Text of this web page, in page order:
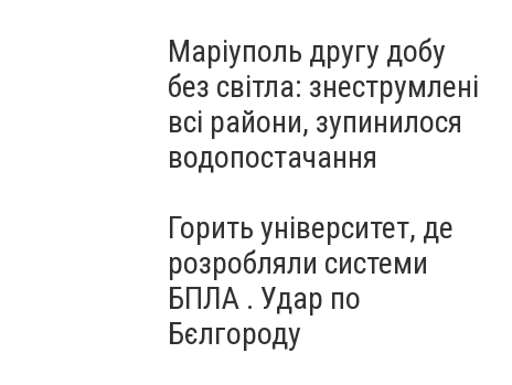
Маріуполь другу добу
без світла: знеструмлені
всі райони, зупинилося
водопостачання
Горить університет, де
розробляли системи
БПЛА . Удар по
Бєлгороду